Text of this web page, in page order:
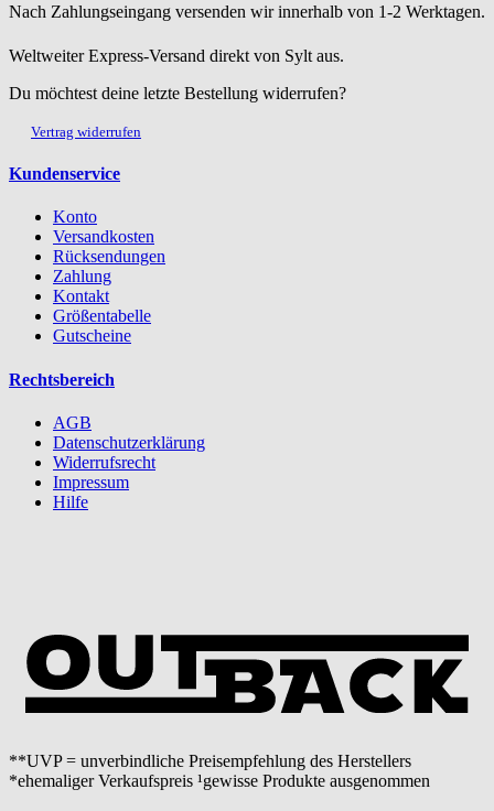
Nach Zahlungseingang versenden wir innerhalb von 1-2 Werktagen.
Weltweiter Express-Versand direkt von Sylt aus.
Du möchtest deine letzte Bestellung widerrufen?
Vertrag widerrufen
Kundenservice
Konto
Versandkosten
Rücksendungen
Zahlung
Kontakt
Größentabelle
Gutscheine
Rechtsbereich
AGB
Datenschutzerklärung
Widerrufsrecht
Impressum
Hilfe
**UVP = unverbindliche Preisempfehlung des Herstellers
*ehemaliger Verkaufspreis ¹gewisse Produkte ausgenommen